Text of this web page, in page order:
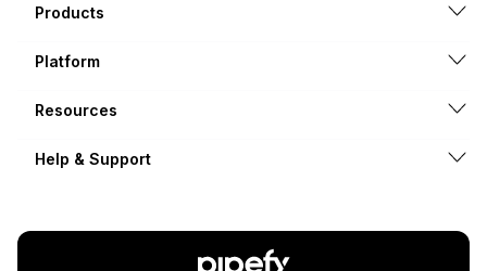
Products
Platform
Resources
Help & Support